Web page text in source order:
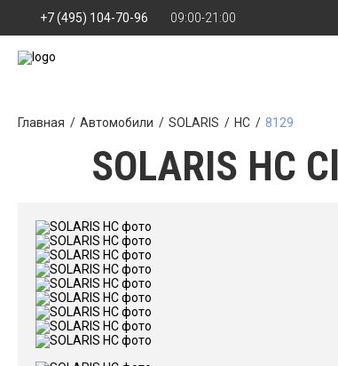
+7 (495) 104-70-96 09:00-21:00
Главная Автомобили SOLARIS HC 8129
SOLARIS HC